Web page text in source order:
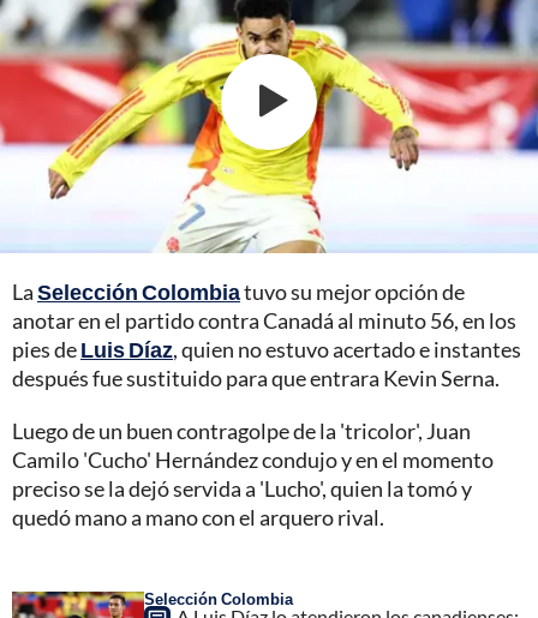
LaSelección Colombiatuvo su mejor opción de
anotar en el partido contra Canadá al minuto 56, en los
pies deLuis Díaz, quien no estuvo acertado e instantes
después fue sustituido para que entrara Kevin Serna.
Luego de un buen contragolpe de la 'tricolor', Juan
Camilo 'Cucho' Hernández condujo y en el momento
preciso se la dejó servida a 'Lucho', quien la tomó y
quedó mano a mano con el arquero rival.
Selección Colombia